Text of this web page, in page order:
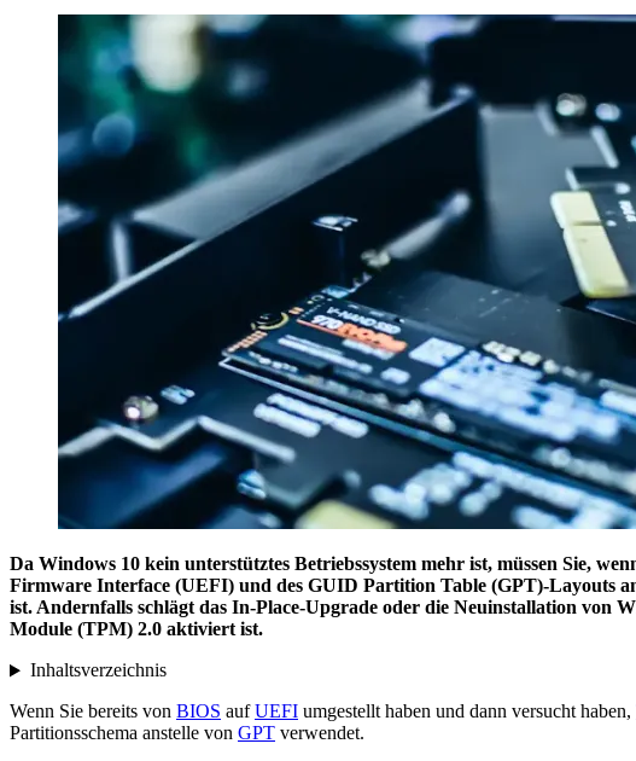
Da Windows 10 kein unterstütztes Betriebssystem mehr ist, müssen Sie,
Firmware Interface (UEFI) und des GUID Partition Table (GPT)-Layouts
ist. Andernfalls schlägt das In-Place-Upgrade oder die Neuinstallation von
Module (TPM) 2.0 aktiviert ist.
Inhaltsverzeichnis
Wenn Sie bereits von BIOS aufUEFI umgestellt haben und dann versucht haben,
Partitionsschema anstelle von GPT verwendet.